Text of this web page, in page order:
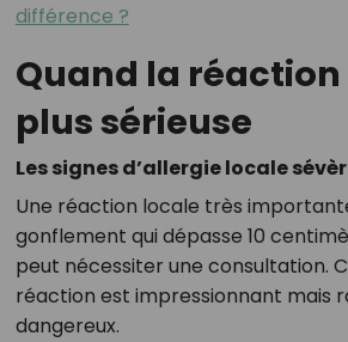
différence ?
Quand la
plus sérieuse
Les signes d’allergie locale
Une réaction locale très
gonflement qui dépasse 10
peut nécessiter une consultation.
réaction est impressionnant mais
dangereux.